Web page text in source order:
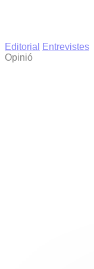
Editorial
Entrevistes
Opinió